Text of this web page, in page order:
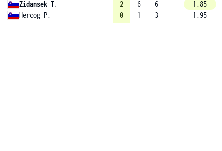
Zidansek T.
Hercog P.
2
0
6
1
6
3
1.85
1.95